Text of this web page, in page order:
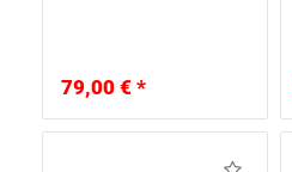
79,00 € *